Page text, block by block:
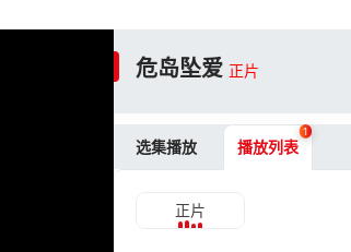
危岛坠爱 正片
选集播放 播放列表
1
正片